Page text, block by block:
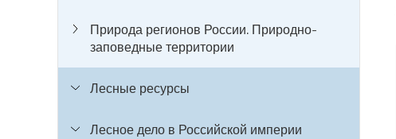
Природа регионов России. Природно-
заповедные территории
Лесные ресурсы
Лесное дело в Российской империи